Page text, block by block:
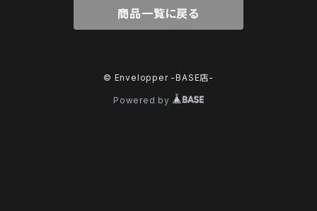
Tシャツ＆トップス
ボクサー,ブリーフ,トランクス
商品一覧に戻る
© Envelopper -BASE店-
Powered by